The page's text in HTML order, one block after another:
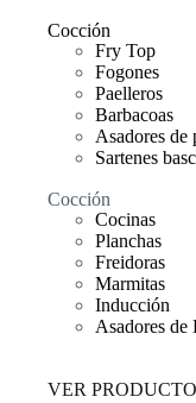
Cocción
Fry Top
Fogones
Paelleros
Barbacoas
Asadores de
Sartenes
Cocción
Cocinas
Planchas
Freidoras
Marmitas
Inducción
Asadores de
VER PRODUCTO